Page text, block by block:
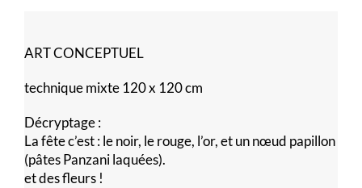
ART CONCEPTUEL
technique mixte 120 x 120 cm
Décryptage :
La fête c’est : le noir, le rouge, l’or, et un nœud papillon
(pâtes Panzani laquées).
et des fleurs !